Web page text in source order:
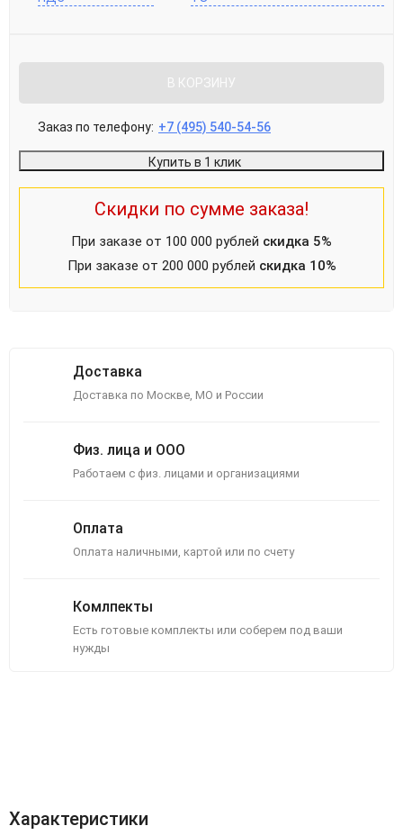
В КОРЗИНУ
Заказ по телефону: +7 (495) 540-54-56
Купить в 1 клик
Скидки по сумме заказа!
При заказе от 100 000 рублей скидка 5%
При заказе от 200 000 рублей скидка 10%
Доставка
Доставка по Москве, МО и России
Физ. лица и ООО
Работаем с физ. лицами и организациями
Оплата
Оплата наличными, картой или по счету
Комлпекты
Есть готовые комплекты или соберем под ваши
нужды
Характеристики